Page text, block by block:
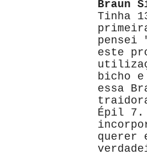
Braun
Tinha
pensei
este
bicho
essa
Épil 7.
querer